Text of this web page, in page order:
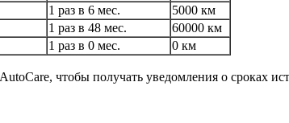
1 раз в 6 мес.
5000 км
1 раз в 48 мес.
60000 км
1 раз в 0 мес. 0 км
чтобы получать уведомления о сроках